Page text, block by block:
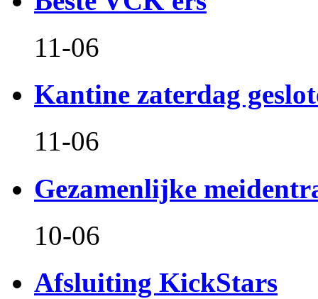
11-06
Kantine zaterdag
11-06
Gezamenlijke
10-06
Afsluiting KickStars